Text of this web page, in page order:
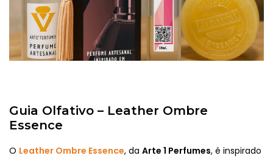
Guia Olfativo – Leather Ombre
Essence
O Leather Ombre Essence, da Arte 1 Perfumes, é inspirado